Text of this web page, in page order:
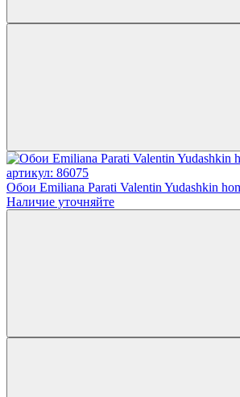
артикул: 86075
Обои Emiliana Parati Valentin Yudashkin
Наличие уточняйте